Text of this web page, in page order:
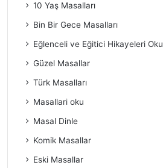
10 Yaş Masalları
Bin Bir Gece Masalları
Eğlenceli ve Eğitici Hikayeleri Oku
Güzel Masallar
Türk Masalları
Masallari oku
Masal Dinle
Komik Masallar
Eski Masallar